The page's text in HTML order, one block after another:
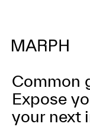
Common
Expose
your next